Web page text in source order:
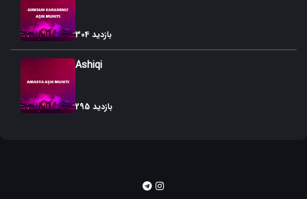
304 بازدید
Ashiqi
295 بازدید